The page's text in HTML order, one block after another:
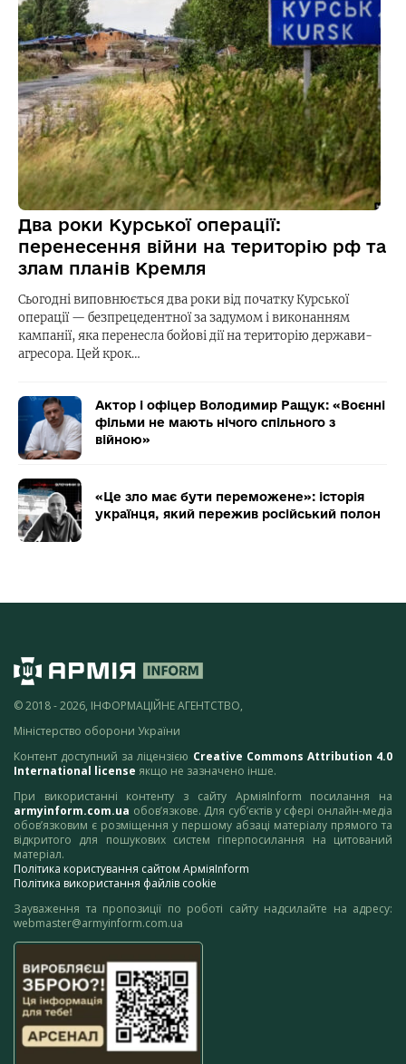
Два роки Курської операції:
перенесення війни на територію рф та
злам планів Кремля
Сьогодні виповнюється два роки від початку Курської
операції — безпрецедентної за задумом і виконанням
кампанії, яка перенесла бойові дії на територію держави-
агресора. Цей крок…
Актор і офіцер Володимир Ращук: «Воєнні
фільми не мають нічого спільного з
війною»
«Це зло має бути переможене»: історія
українця, який пережив російський полон
© 2018 - 2026, ІНФОРМАЦІЙНЕ АГЕНТСТВО,
Міністерство оборони України
Контент доступний за ліцензією Creative Commons Attribution 4.0
International license якщо не зазначено інше.
При використанні контенту з сайту АрміяInform посилання на
armyinform.com.ua обов’язкове. Для суб’єктів у сфері онлайн-медіа
обов’язковим є розміщення у першому абзаці матеріалу прямого та
відкритого для пошукових систем гіперпосилання на цитований
матеріал.
Політика користування сайтом АрміяInform
Політика використання файлів cookie
Зауваження та пропозиції по роботі сайту надсилайте на адресу:
webmaster@armyinform.com.ua